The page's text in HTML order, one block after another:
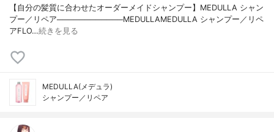
【自分の髪質に合わせたオーダーメイドシャンプー】MEDULLA シャン
プー／リペア────────────MEDULLAMEDULLA シャンプー／リペ
アFLO…続きを見る
MEDULLA(メデュラ)
シャンプー／リペア